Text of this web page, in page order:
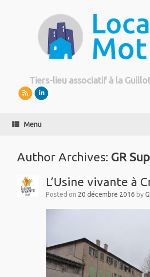
Tiers-lieu associatif à la
Menu
Author Archives: GR
L’Usine vivante à
Posted on 20 décembre 2016 by